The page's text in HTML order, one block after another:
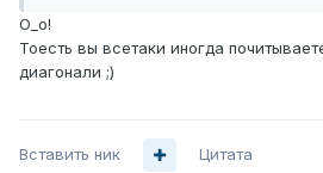
О_о!
Тоесть вы всетаки иногда
диагонали ;)
Вставить ник Цитата